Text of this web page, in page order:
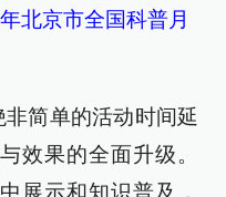
北京市全国科普月
非简单的活动时间延
效果的全面升级。
展示和知识普及，